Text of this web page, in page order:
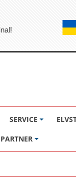
SERVICE
PARTNER